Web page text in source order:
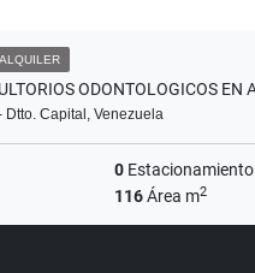
ALQUILER
ODONTOLOGICOS EN
Dtto. Capital, Venezuela
0 Estacionamiento
116Área m2